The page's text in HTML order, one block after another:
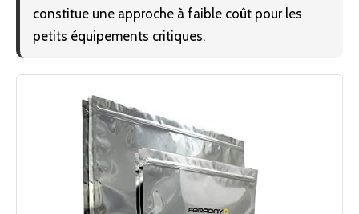
constitue une approche à faible coût pour les
petits équipements critiques.